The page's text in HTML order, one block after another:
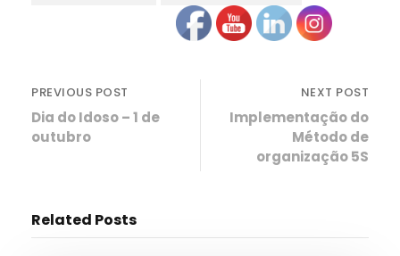
PREVIOUS POST
Dia do Idoso – 1 de
outubro
NEXT POST
Implementação do
Método de
organização 5S
Related Posts